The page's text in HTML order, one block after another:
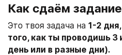
Как сдаём
Это твоя задача на 1-2
того, как ты проводишь
день или в разные дни).